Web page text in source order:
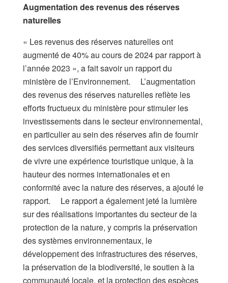
Augmentation des revenus des réserves
naturelles
« Les revenus des réserves naturelles ont
augmenté de 40% au cours de 2024 par rapport à
l’année 2023 », a fait savoir un rapport du
ministère de l’Environnement. L’augmentation
des revenus des réserves naturelles reflète les
efforts fructueux du ministère pour stimuler les
investissements dans le secteur environnemental,
en particulier au sein des réserves afin de fournir
des services diversifiés permettant aux visiteurs
de vivre une expérience touristique unique, à la
hauteur des normes internationales et en
conformité avec la nature des réserves, a ajouté le
rapport. Le rapport a également jeté la lumière
sur des réalisations importantes du secteur de la
protection de la nature, y compris la préservation
des systèmes environnementaux, le
développement des infrastructures des réserves,
la préservation de la biodiversité, le soutien à la
communauté locale, et la protection des espèces